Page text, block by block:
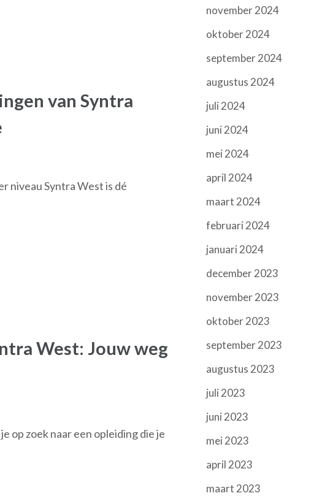
van Syntra
niveau Syntra West is dé
West: Jouw weg
op zoek naar een opleiding die je
november 2024
oktober 2024
september 2024
augustus 2024
juli 2024
juni 2024
mei 2024
april 2024
maart 2024
februari 2024
januari 2024
december 2023
november 2023
oktober 2023
september 2023
augustus 2023
juli 2023
juni 2023
mei 2023
april 2023
maart 2023